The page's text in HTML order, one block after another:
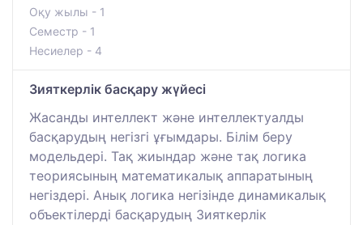
Оқу жылы - 1
Семестр - 1
Несиелер - 4
Зияткерлік басқару жүйесі
Жасанды интеллект және интеллектуалды
басқарудың негізгі ұғымдары. Білім беру
модельдері. Тақ жиындар және тақ логика
теориясының математикалық аппаратының
негіздері. Анық логика негізінде динамикалық
объектілерді басқарудың Зияткерлік